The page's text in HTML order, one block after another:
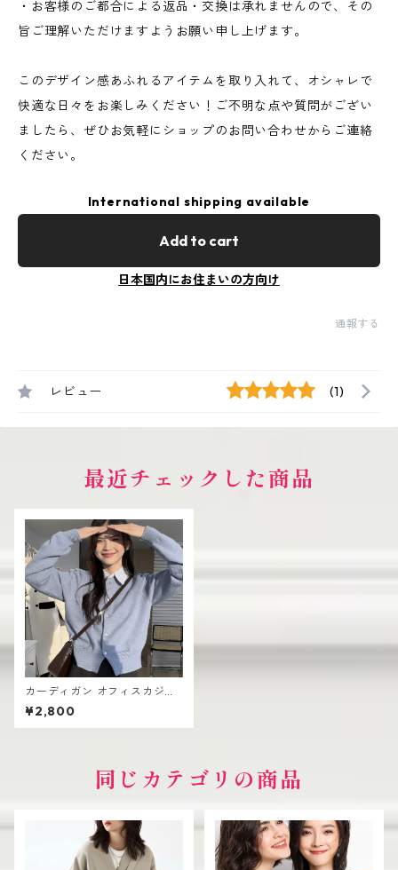
・お客様のご都合による返品・交換は承れませんので、その
旨ご理解いただけますようお願い申し上げます。
このデザイン感あふれるアイテムを取り入れて、オシャレで
快適な日々をお楽しみください！ご不明な点や質問がござい
ましたら、ぜひお気軽にショップのお問い合わせからご連絡
ください。
International shipping available
Add to cart
日本国内にお住まいの方向け
通報する
レビュー (1)
最近チェックした商品
カーディガン オフィスカジュ
アル レディース シンプル 大人
可愛い
¥2,800
同じカテゴリの商品